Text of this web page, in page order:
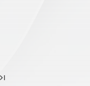
last_page